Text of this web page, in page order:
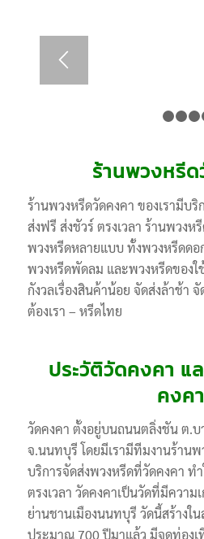
ร้านพวงหรี
ร้านพวงหรีดวัดคงคา ของเรามีบริ
ส่งฟรี ส่งชัวร์ ตรงเวลา ร้านพวงห
พวงหรีดหลายแบบ ทั้งพวงหรีดดอ
พวงหรีดพัดลม และพวงหรีดของ
กังวลเรื่องสินค้าน้อย จัดส่งล้าช้า
ต้องเรา – หรีดไทย
ประวัติวัดคงคา แ
คงคา
วัดคงคา ตั้งอยู่บนถนนตลิ่งชัน ต.บ
จ.นนทบุรี โดยมีเรามีทีมงานร้าน
บริการจัดส่งพวงหรีดที่วัดคงคา ทำ
ตรงเวลา วัดคงคาเป็นวัดที่มีความ
ย่านชานเมืองนนทบุรี วัดนี้สร้างใ
ประมาณ 700 ปีมาแล้ว มีจุดท่อง